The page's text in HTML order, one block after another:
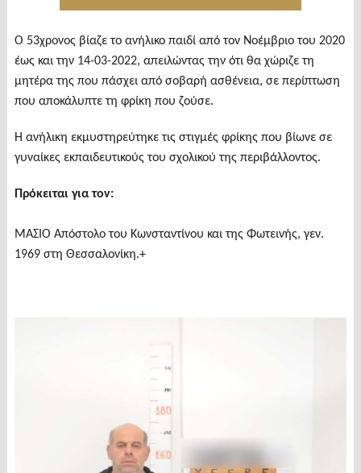
Ο 53χρονος βίαζε το ανήλικο παιδί από τον Νοέμβριο του 2020
έως και την 14-03-2022, απειλώντας την ότι θα χώριζε τη
μητέρα της που πάσχει από σοβαρή ασθένεια, σε περίπτωση
που αποκάλυπτε τη φρίκη που ζούσε.
H ανήλικη εκμυστηρεύτηκε τις στιγμές φρίκης που βίωνε σε
γυναίκες εκπαιδευτικούς του σχολικού της περιβάλλοντος.
Πρόκειται για τον:
ΜΑΣΙΟ Απόστολο του Κωνσταντίνου και της Φωτεινής, γεν.
1969 στη Θεσσαλονίκη.+